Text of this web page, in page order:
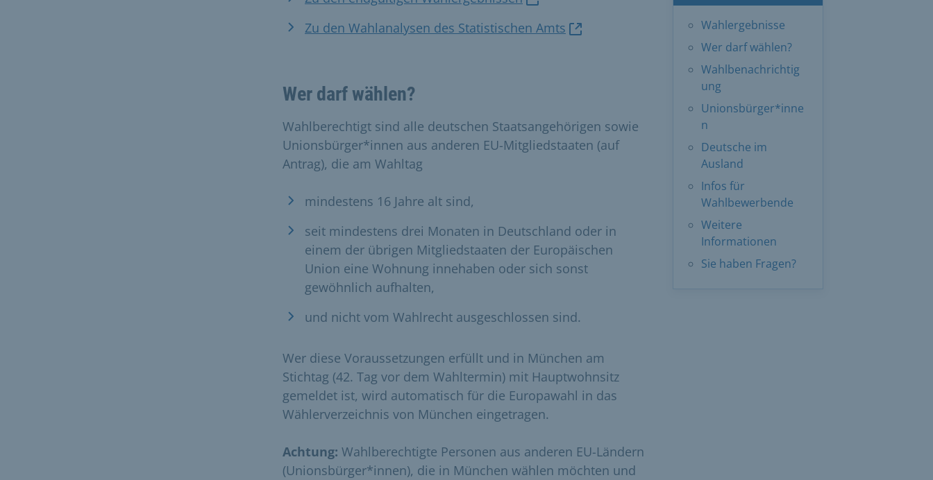
Wahlergebnisse
Wer darf wählen?
Wahlbenachrichtig
ung
Unionsbürger*inne
n
Deutsche im
Ausland
Infos für
Wahlbewerbende
Weitere
Informationen
Sie haben Fragen?
Zu den Wahlanalysen des Statistischen Amts
Wer darf wählen?
Wahlberechtigt sind alle deutschen Staatsangehörigen sowie
Unionsbürger*innen aus anderen EU-Mitgliedstaaten (auf
Antrag), die am Wahltag
mindestens 16 Jahre alt sind,
seit mindestens drei Monaten in Deutschland oder in
einem der übrigen Mitgliedstaaten der Europäischen
Union eine Wohnung innehaben oder sich sonst
gewöhnlich aufhalten,
und nicht vom Wahlrecht ausgeschlossen sind.
Wer diese Voraussetzungen erfüllt und in München am
Stichtag (42. Tag vor dem Wahltermin) mit Hauptwohnsitz
gemeldet ist, wird automatisch für die Europawahl in das
Wählerverzeichnis von München eingetragen.
Achtung: Wahlberechtigte Personen aus anderen EU-Ländern
(Unionsbürger*innen), die in München wählen möchten und